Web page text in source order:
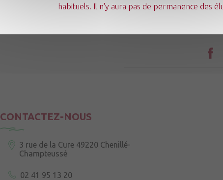
Ma commune
Mon quotidien
Mes loisirs
Tourisme
CONTACTEZ-NOUS
3 rue de la Cure 49220 Chenillé-
Champteussé
02 41 95 13 20
habituels. Il n'y aura pas de permanence des